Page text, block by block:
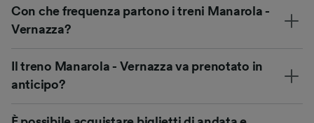
Con che frequenza partono i treni Manarola -
Vernazza?
Il treno Manarola - Vernazza va prenotato in
anticipo?